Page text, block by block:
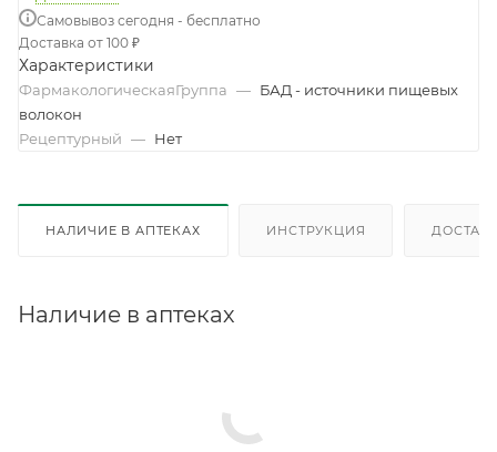
Самовывоз сегодня - бесплатно
Доставка от 100 ₽
Характеристики
ФармакологическаяГруппа — БАД - источники пищевых
волокон
Рецептурный — Нет
НАЛИЧИЕ В АПТЕКАХ ИНСТРУКЦИЯ
Наличие в аптеках